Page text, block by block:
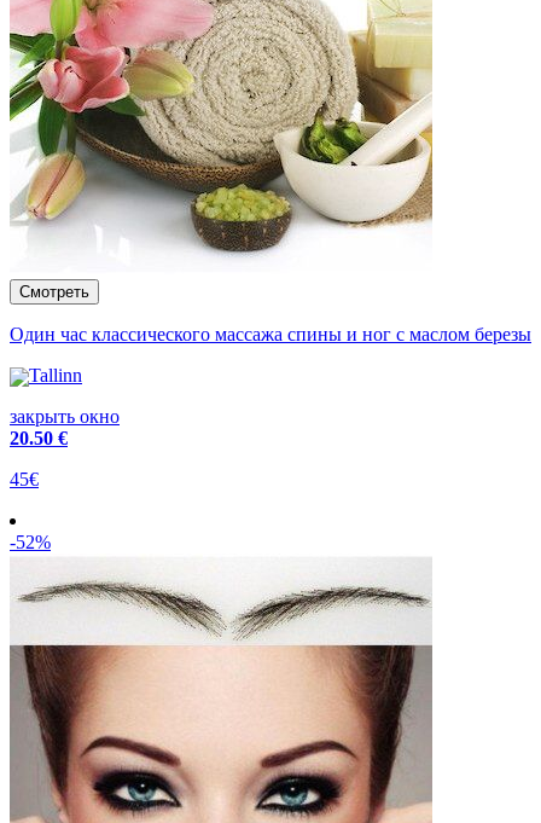
Один час классического массажа спины и ног с маслом березы
Tallinn
закрыть окно
20.50 €
45€
-52%